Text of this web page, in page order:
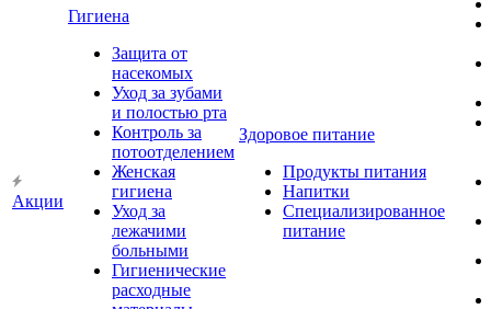
Акции
Гигиена
Защита от
насекомых
Уход за зубами
и полостью рта
Контроль за
потоотделением
Женская
гигиена
Уход за
лежачими
больными
Гигиенические
расходные
Здоровое питание
Продукты питания
Напитки
Специализированное
питание